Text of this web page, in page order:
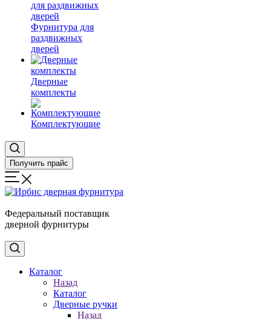
Фурнитура для
раздвижных
дверей
Дверные
комплекты
Комплектующие
Получить прайс
Федеральный поставщик
дверной фурнитуры
Каталог
Назад
Каталог
Дверные ручки
Назад